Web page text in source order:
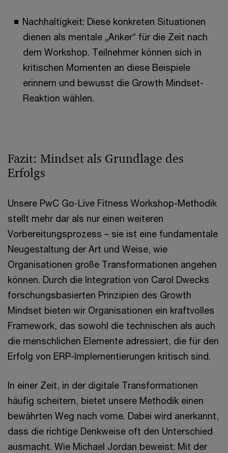
Nachhaltigkeit: Diese konkreten Situationen
dienen als mentale „Anker“ für die Zeit nach
dem Workshop. Teilnehmer können sich in
kritischen Momenten an diese Beispiele
erinnern und bewusst die Growth Mindset-
Reaktion wählen.
Fazit: Mindset als Grundlage des
Erfolgs
Unsere PwC Go-Live Fitness Workshop-Methodik
stellt mehr dar als nur einen weiteren
Vorbereitungsprozess – sie ist eine fundamentale
Neugestaltung der Art und Weise, wie
Organisationen große Transformationen angehen
können. Durch die Integration von Carol Dwecks
forschungsbasierten Prinzipien des Growth
Mindset bieten wir Organisationen ein kraftvolles
Framework, das sowohl die technischen als auch
die menschlichen Elemente adressiert, die für den
Erfolg von ERP-Implementierungen kritisch sind.
In einer Zeit, in der digitale Transformationen
häufig scheitern, bietet unsere Methodik einen
bewährten Weg nach vorne. Dabei wird anerkannt,
dass die richtige Denkweise oft den Unterschied
ausmacht. Wie Michael Jordan beweist: Mit der